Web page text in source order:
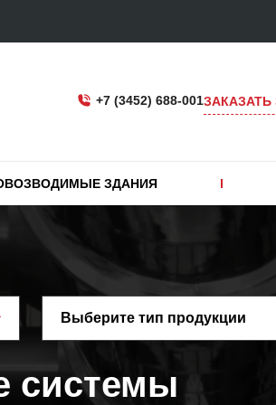
+7 (3452) 688-001ЗАКАЗАТЬ
ЗДАНИЯ
Выберите тип продукции
системы